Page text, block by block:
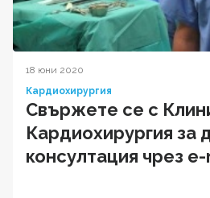
18 юни 2020
Кардиохирургия
Свържете се с
Кардиохирургия за
консултация чрез